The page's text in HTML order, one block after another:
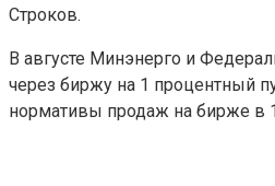
Строков.
В августе Минэнерго и
через биржу на 1 процентный
нормативы продаж на бирже в